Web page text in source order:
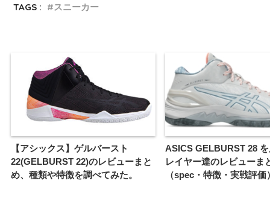
TAGS :
スニーカー
【アシックス】ゲルバースト
22(GELBURST 22)のレビューまと
め、種類や特徴を調べてみた。
ASICS GELBURST 28
レイヤー達のレビューま
（spec・特徴・実戦評価